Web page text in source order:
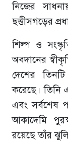
নিজের
ছত্তীসগড়ের
শিল্প ও
অবদানের
দেশের
করেছে। তিনি
এবং সর্বশেষ
আকাদেমি
রয়েছে তাঁর